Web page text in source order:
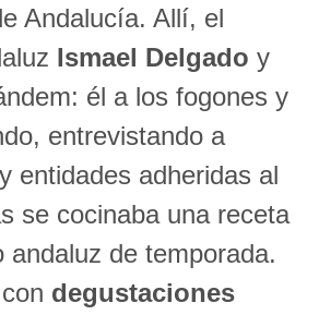
Andalucía. Allí, el
Ismael Delgado y
él a los fogones y
entrevistando a
entidades adheridas al
se cocinaba una receta
andaluz de temporada.
degustaciones